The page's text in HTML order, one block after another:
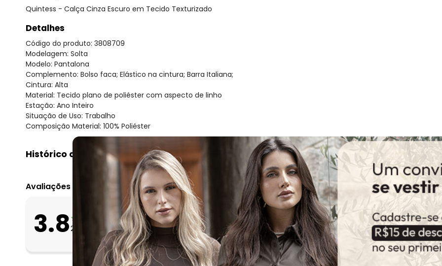
Quintess - Calça Cinza Escuro em Tecido Texturizado
Detalhes
Código do produto: 3808709
Modelagem: Solta
Modelo: Pantalona
Complemento: Bolso faca; Elástico na cintura; Barra Italiana;
Cintura: Alta
Material: Tecido plano de poliéster com aspecto de linho
Estação: Ano Inteiro
Situação de Uso: Trabalho
Composição Material: 100% Poliéster
Histórico de preços
O preço apresentado abaixo é o menor oferecido em algum dia do mês, para o menor tamanho disponível.
agosto/2026
maio/2026
abril/2026
fevereiro/2026
Avaliações
3.826 avaliações
O que as clientes acharam da largura?
Apertado
8%
Bom
77%
Folgado
15%
O que as
Curto
Bom
Longo